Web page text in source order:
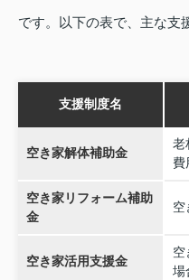
です。以下の表で、主な支
支援制度名
空き家解体補助金
老
費
空き家リフォーム補助
金
空
空き家活用支援金
空
場